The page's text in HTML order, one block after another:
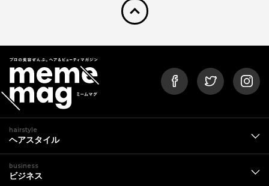
pagetop
hairstyle
ヘアスタイル
business
ビジネス